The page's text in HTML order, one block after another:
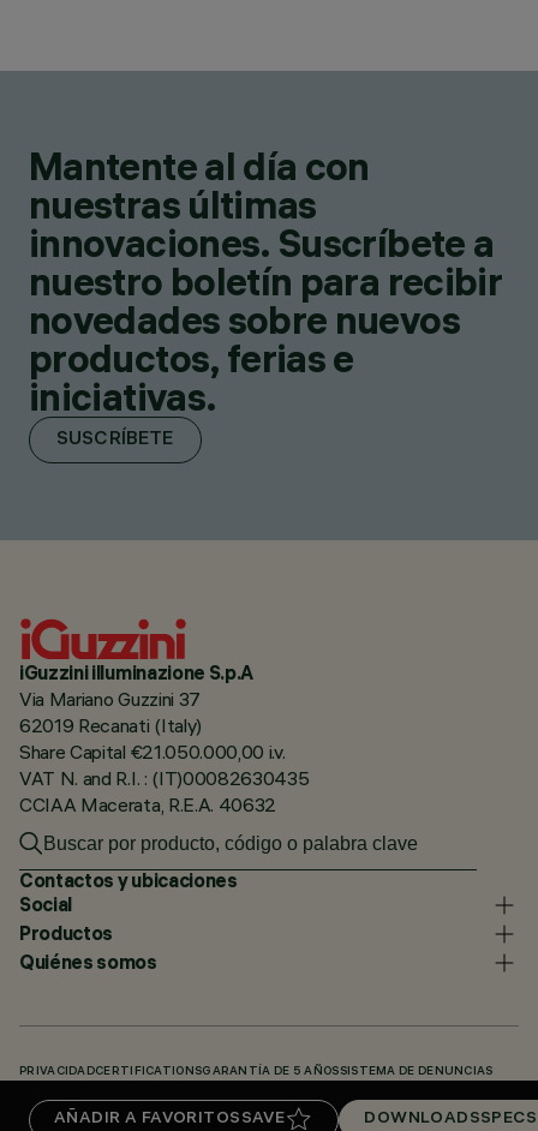
AÑADIR A FAVORITOS SAVE DOWNLOADSSPECS
Mantente al día con
nuestras últimas
innovaciones. Suscríbete a
nuestro boletín para recibir
novedades sobre nuevos
productos, ferias e
iniciativas.
SUSCRÍBETE
iGuzzini illuminazione S.p.A
Via Mariano Guzzini 37
62019 Recanati (Italy)
Share Capital €21.050.000,00 i.v.
VAT N. and R.I. : (IT)00082630435
CCIAA Macerata, R.E.A. 40632
Contactos y ubicaciones
Social
Productos
Quiénes somos
PRIVACIDADCERTIFICATIONSGARANTÍA DE 5 AÑOS SISTEMA DE DENUNCIAS
KNOWLEDGE BASE (LOGIN REQUIRED)DOWNLOADS